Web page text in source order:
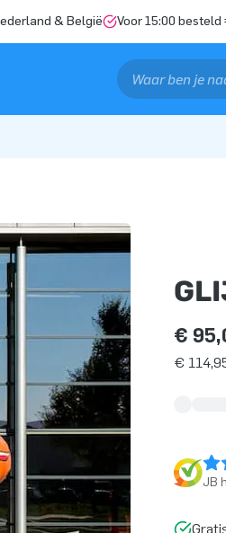
& België Voor 15:00 besteld
€
€
JB